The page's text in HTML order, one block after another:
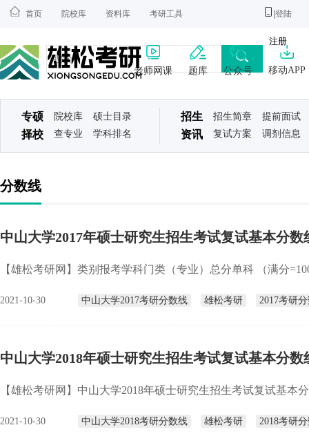
首页 院校库 资料库 考研工具 |登陆
注册
老师网课 题库 公众号 移动APP
专硕
择校
院校库
查专业
硕士目录
学科排名
招生
资讯
招生简章
复试方案
提前面试
调剂信息
分数线
中山大学2017年硕士研究生招生考试复试基本分数
【雄松考研网】类别报考学科门类（专业）总分单科 （满分
2021-10-30 中山大学2017考研分数线 雄松考研 2017考研
中山大学2018年硕士研究生招生考试复试基本分数
【雄松考研网】中山大学2018年硕士研究生招生考试复试基本
2021-10-30 中山大学2018考研分数线 雄松考研 2018考研